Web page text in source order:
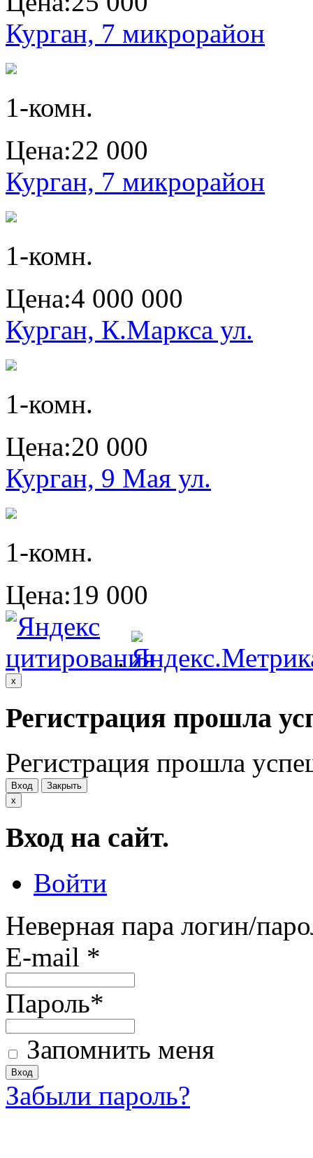
Курган, 7 микрорайон
1-комн.
Цена:22 000
Курган, 7 микрорайон
1-комн.
Цена:4 000 000
Курган, К.Маркса ул.
1-комн.
Цена:20 000
Курган, 9 Мая ул.
1-комн.
Цена:19 000
.
x
Регистрация прошла
Регистрация прошла
Вход
Закрыть
x
Вход на сайт.
Войти
Неверная пара логин/
E-mail *
Пароль*
Запомнить меня
Забыли пароль?